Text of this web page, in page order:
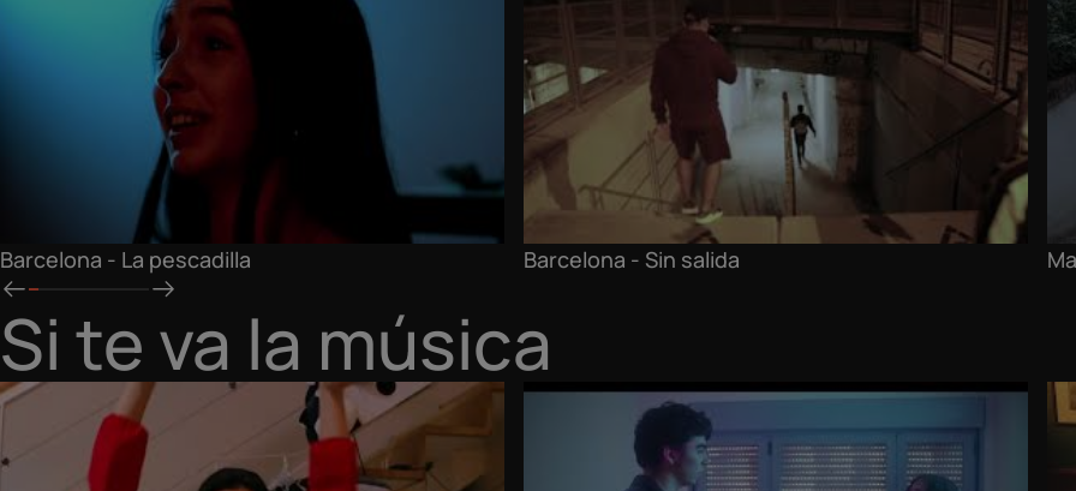
Barcelona - La pescadilla Barcelona - Sin salida
Si te va la música